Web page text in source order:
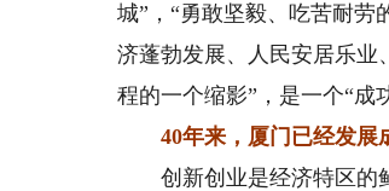
城”，“勇敢坚毅、吃苦耐
济蓬勃发展、人民安居乐业
程的一个缩影”，是一个“成
40年来，厦门已经发展
创新创业是经济特区的鲜